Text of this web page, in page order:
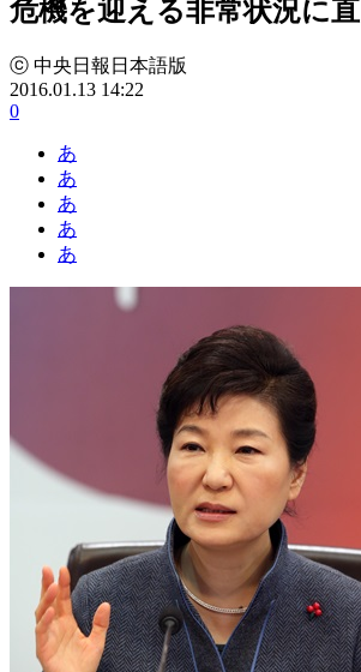
危機を迎える非常状況に直
ⓒ 中央日報日本語版
2016.01.13 14:22
0
あ
あ
あ
あ
あ